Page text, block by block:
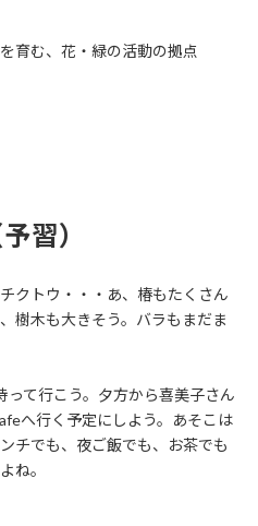
育む、花・緑の活動の拠点
習）
クトウ・・・あ、椿もたくさん
樹木も大きそう。バラもまだま
て行こう。夕方から喜美子さん
へ行く予定にしよう。あそこは
チでも、夜ご飯でも、お茶でも
ね。